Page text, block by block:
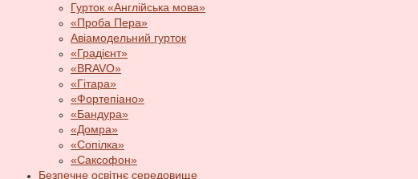
Гурток «Англійська мова»
«Проба Пера»
Авіамодельний гурток
«Градієнт»
«BRAVO»
«Гітара»
«Фортепіано»
«Бандура»
«Домра»
«Сопілка»
«Саксофон»
Безпечне освітнє середовище